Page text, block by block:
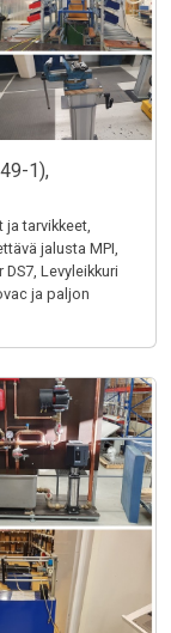
1),
ja tarvikkeet,
jalusta MPI,
Levyleikkuri
ja paljon